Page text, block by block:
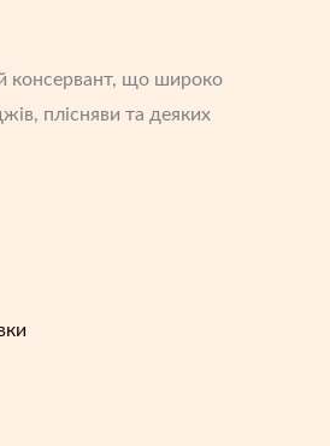
консервант, що широко
плісняви та деяких